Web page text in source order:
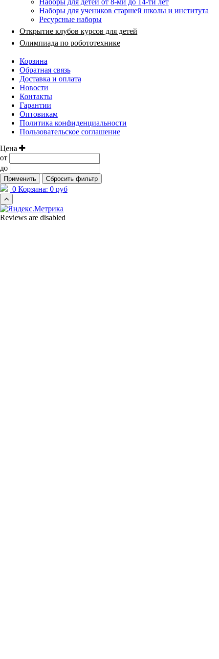
Наборы для детей от 8-ми до 14-ти лет
Наборы для учеников старшей школы и института
Ресурсные наборы
Открытие клубов курсов для детей
Олимпиада по робототехнике
Корзина
Обратная связь
Доставка и оплата
Новости
Контакты
Гарантии
Оптовикам
Политика конфиденциальности
Пользовательское соглашение
Цена
от
до
Применить Сбросить фильтр
0 Корзина: 0 руб
Reviews are disabled